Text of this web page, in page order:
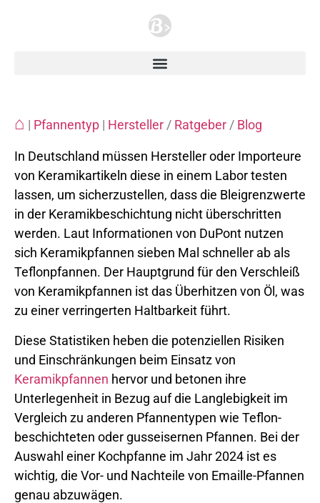
⌂ | Pfannentyp | Hersteller / Ratgeber / Blog
In Deutschland müssen Hersteller oder Importeure
von Keramikartikeln diese in einem Labor testen
lassen, um sicherzustellen, dass die Bleigrenzwerte
in der Keramikbeschichtung nicht überschritten
werden. Laut Informationen von DuPont nutzen
sich Keramikpfannen sieben Mal schneller ab als
Teflonpfannen. Der Hauptgrund für den Verschleiß
von Keramikpfannen ist das Überhitzen von Öl, was
zu einer verringerten Haltbarkeit führt.
Diese Statistiken heben die potenziellen Risiken
und Einschränkungen beim Einsatz von
Keramikpfannen hervor und betonen ihre
Unterlegenheit in Bezug auf die Langlebigkeit im
Vergleich zu anderen Pfannentypen wie Teflon-
beschichteten oder gusseisernen Pfannen. Bei der
Auswahl einer Kochpfanne im Jahr 2024 ist es
wichtig, die Vor- und Nachteile von Emaille-Pfannen
genau abzuwägen.